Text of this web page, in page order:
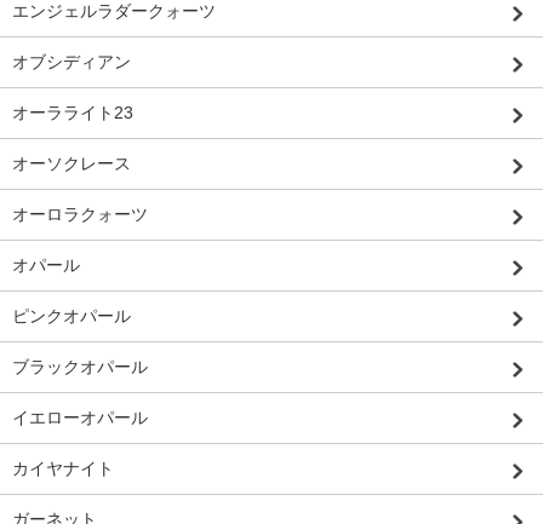
エンジェルラダークォーツ
オブシディアン
オーラライト23
オーソクレース
オーロラクォーツ
オパール
ピンクオパール
ブラックオパール
イエローオパール
カイヤナイト
ガーネット